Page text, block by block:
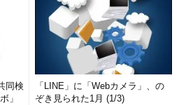
同検
」
「LINE」に「Webカメラ」、の
ぞき見られた1月 (1/3)